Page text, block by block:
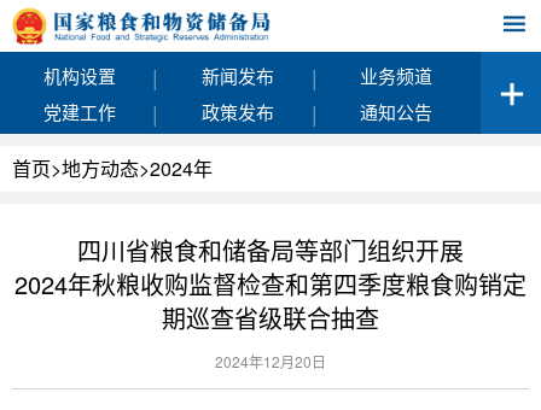
机构设置 | 新闻发布 |
业务频道
党建工作
| 政策发布 | 通知公告
首页>地方动态>2024年
四川省粮食和储备局等部门组织开展
2024年秋粮收购监督检查和第四季度粮食购销定
期巡查省级联合抽查
2024年12月20日